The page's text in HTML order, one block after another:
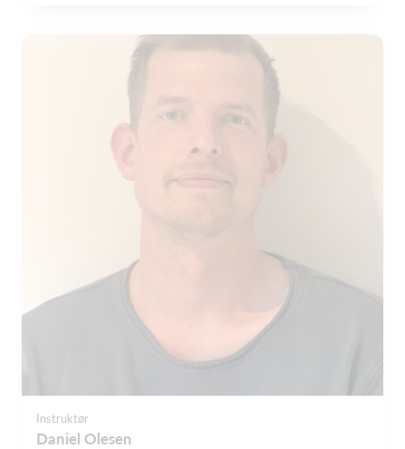
Instruktør
Daniel Olesen